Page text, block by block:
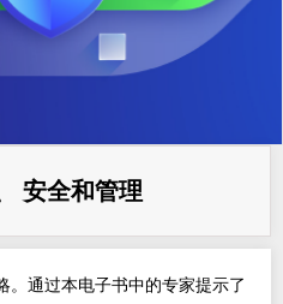
安全和管理
。通过本电子书中的专家提示了